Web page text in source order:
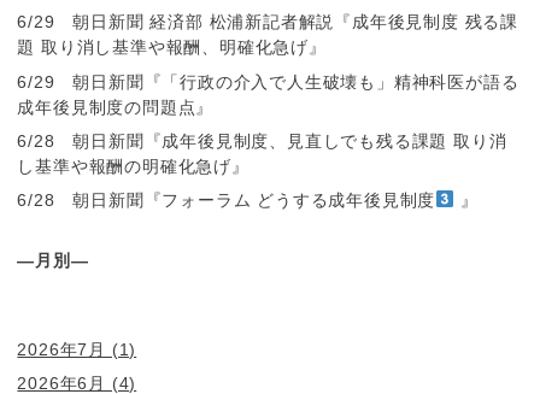
6/29 朝日新聞 経済部 松浦新記者解説『成年後見制度 残る課
題 取り消し基準や報酬、明確化急げ』
6/29 朝日新聞『「行政の介入で人生破壊も」精神科医が語る
成年後見制度の問題点』
6/28 朝日新聞『成年後見制度、見直しでも残る課題 取り消
し基準や報酬の明確化急げ』
6/28 朝日新聞『フォーラム どうする成年後見制度
』
―月別―
2026年7月
(1)
2026年6月
(4)